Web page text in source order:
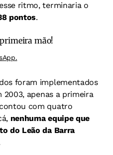
ritmo, terminaria o
pontos.
mão!
foram implementados
2003, apenas a primeira
com quatro
nenhuma equipe que
do Leão da Barra